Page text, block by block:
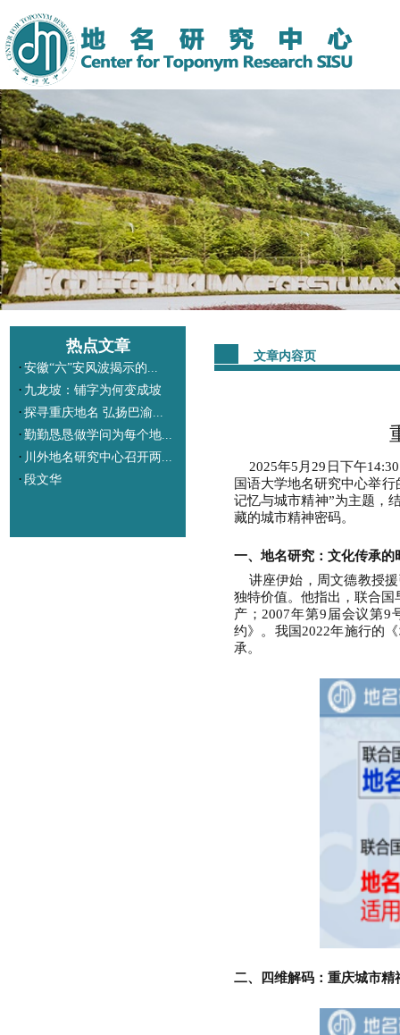
热点文章
· 安徽“六”安风波揭示的...
· 九龙坡：铺字为何变成坡
· 探寻重庆地名 弘扬巴渝...
· 勤勤恳恳做学问为每个地...
· 川外地名研究中心召开两...
· 段文华
文章内容页
2025年5月29日下午14:30
国语大学地名研究中心举行
记忆与城市精神”为主题，
藏的城市精神密码。
一、地名研究：文化传承的
讲座伊始，周文德教授援
独特价值。他指出，联合国
产；2007年第9届会议第
约》。我国2022年施行的
承。
二、 四维解码：重庆城市精